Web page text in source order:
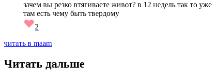
зачем вы резко втягиваете живот? в 12 недель так то уже
там есть чему быть твердому
2
читать в maam
Читать дальше